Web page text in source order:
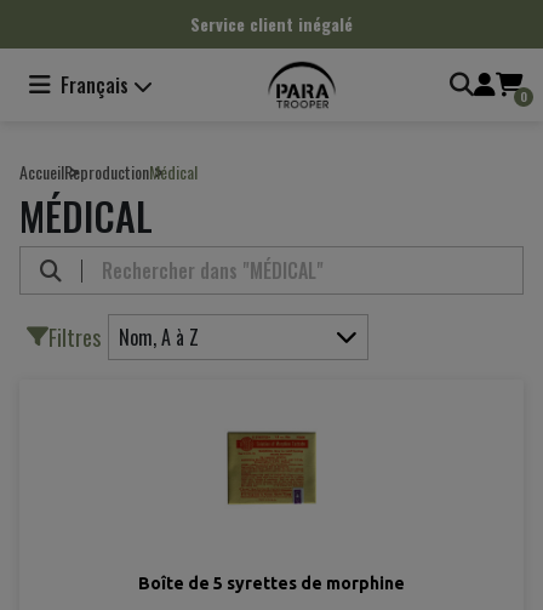
Français 0
AccueilReproductionMédical
MÉDICAL
Filtres Nom, A à Z
Boîte de 5 syrettes de morphine